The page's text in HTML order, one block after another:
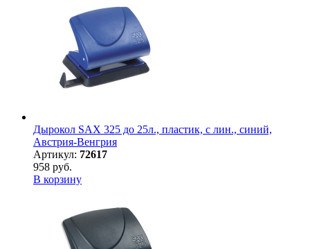
Дырокол SAX 325 до 25л., пластик, с лин., синий,
Австрия-Венгрия
Артикул: 72617
958 руб.
В корзину